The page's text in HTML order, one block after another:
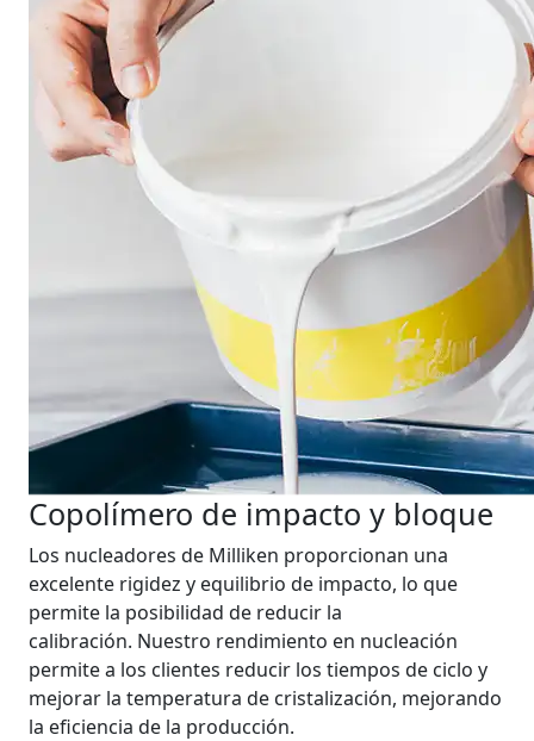
Copolímero de impacto y bloque
Los nucleadores de Milliken proporcionan una
excelente rigidez y equilibrio de impacto, lo que
permite la posibilidad de reducir la
calibración. Nuestro rendimiento en nucleación
permite a los clientes reducir los tiempos de ciclo y
mejorar la temperatura de cristalización, mejorando
la eficiencia de la producción.